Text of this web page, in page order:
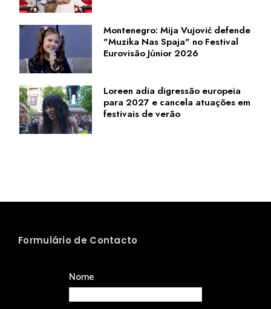
Montenegro: Mija Vujović defende
"Muzika Nas Spaja" no Festival
Eurovisão Júnior 2026
Loreen adia digressão europeia
para 2027 e cancela atuações em
festivais de verão
Formulário de Contacto
Nome